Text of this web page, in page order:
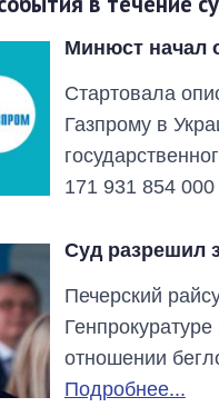
Минюст начал
Стартовала
Газпрому в
171 931 854 000
Суд разрешил
Печерский
отношении
Подробнее...